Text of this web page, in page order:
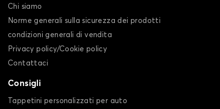
Chi siamo
Norme generali sulla sicurezza dei prodotti
condizioni generali di vendita
Privacy policy/Cookie policy
Contattaci
Consigli
Tappetini personalizzati per auto